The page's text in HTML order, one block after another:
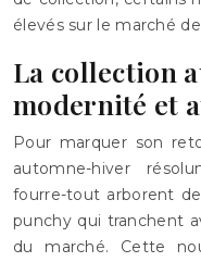
élevés sur le marché
La collection
modernité et
Pour marquer son
automne-hiver
fourre-tout arborent
punchy qui tranchent
du marché. Cette